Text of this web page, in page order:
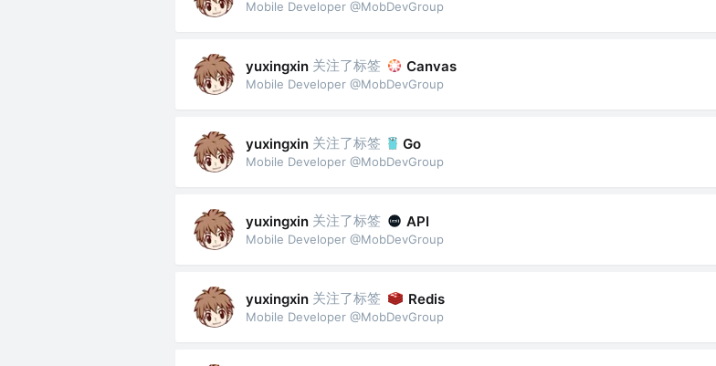
Mobile Developer @MobDevGroup
yuxingxin 关注了标签 Canvas
Mobile Developer @MobDevGroup
yuxingxin 关注了标签 Go
Mobile Developer @MobDevGroup
yuxingxin 关注了标签 API
Mobile Developer @MobDevGroup
yuxingxin 关注了标签 Redis
Mobile Developer @MobDevGroup